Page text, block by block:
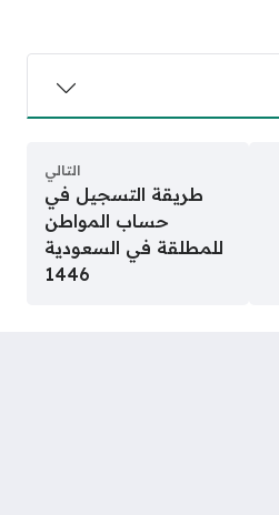
التالي
طريقة التسجيل في
حساب المواطن
للمطلقة في السعودية
1446